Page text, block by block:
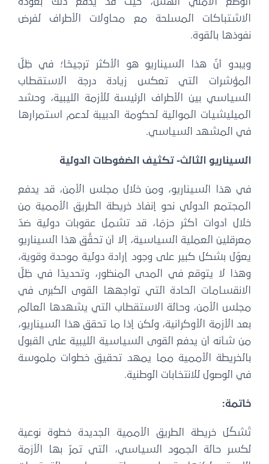
الوضع الأمني الهشّ، حيث قد يدفع ذلك بعودة
الاشتباكات المسلحة مع محاولات الأطراف لفرض
نفوذها بالقوة.
ويبدو أنّ هذا السيناريو هو الأكثر ترجيحًا؛ في ظِلّ
المؤشرات التي تعكس زيادة درجة الاستقطاب
السياسي بين الأطراف الرئيسة للأزمة الليبية، وحشد
الميليشيات الموالية لحكومة الدبيبة لدعم استمرارها
في المشهد السياسي.
السيناريو الثالث- تكثيف الضغوطات الدولية
في هذا السيناريو، ومن خلال مجلس الأمن، قد يدفع
المجتمع الدولي نحو إنفاذ خريطة الطريق الأممية من
خلال أدوات أكثر حزمًا، قد تشمل عقوبات دولية ضدّ
معرقلين العملية السياسية، إلا أن تحقُّق هذا السيناريو
يعوّل بشكل كبير على وجود إرادة دولية موحدة وقوية،
وهذا لا يتوقع في المدى المنظور، وتحديدًا في ظِلّ
الانقسامات الحادة التي تواجهها القوى الكبرى في
مجلس الأمن، وحالة الاستقطاب التي يشهدها العالم
بعد الأزمة الأوكرانية، ولكن إذا ما تحقق هذا السيناريو،
من شأنه أن يدفع القوى السياسية الليبية على القبول
بالخريطة الأممية مما يمهد تحقيق خطوات ملموسة
في الوصول للانتخابات الوطنية.
خاتمة:
تُشكّل خريطة الطريق الأممية الجديدة خطوة نوعية
لكسر حالة الجمود السياسي، التي تمرّ بها الأزمة